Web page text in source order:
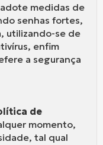
medidas de
senhas fortes,
utilizando-se de
enfim
a segurança
de
momento,
tal qual